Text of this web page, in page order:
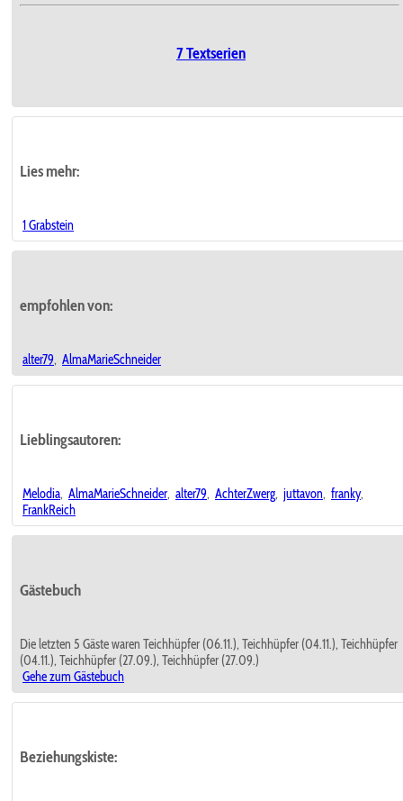
7 Textserien
Lies mehr:
1 Grabstein
empfohlen von:
alter79, AlmaMarieSchneider
Lieblingsautoren:
Melodia, AlmaMarieSchneider, alter79, AchterZwerg, juttavon, franky,
FrankReich
Gästebuch
Die letzten 5 Gäste waren Teichhüpfer (06.11.), Teichhüpfer (04.11.), Teichhüpfer
(04.11.), Teichhüpfer (27.09.), Teichhüpfer (27.09.)
Gehe zum Gästebuch
Beziehungskiste: